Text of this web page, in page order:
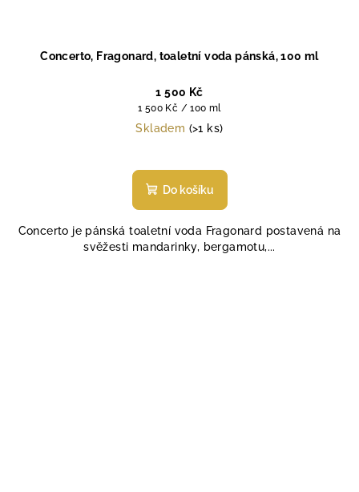
Concerto, Fragonard, toaletní voda pánská, 100 ml
1 500 Kč
Měrná
cena:
1 500 Kč / 100 ml
Skladem (>1 ks)
hodnocení
produktu
z
5
Do košíku
Concerto je pánská toaletní voda Fragonard postavená na
svěžesti mandarinky, bergamotu,...